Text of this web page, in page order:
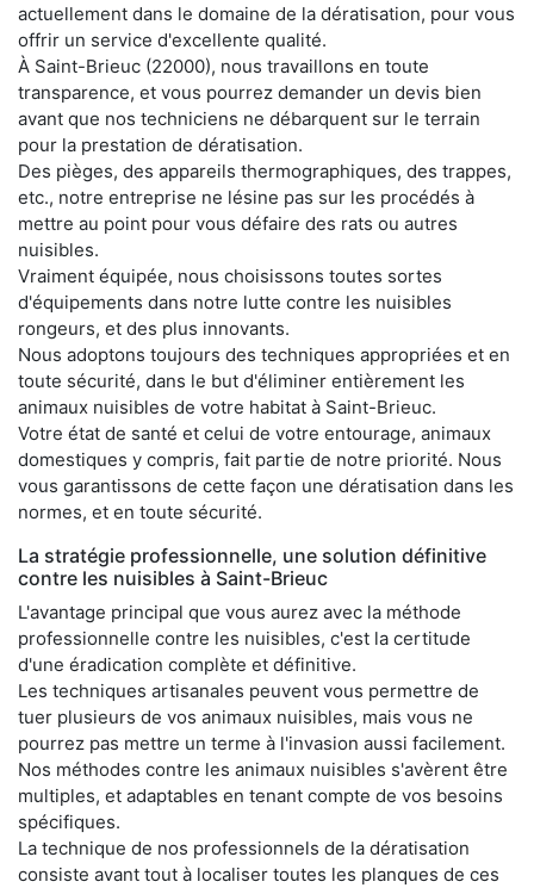
actuellement dans le domaine de la dératisation, pour vous
offrir un service d'excellente qualité.
À Saint-Brieuc (22000), nous travaillons en toute
transparence, et vous pourrez demander un devis bien
avant que nos techniciens ne débarquent sur le terrain
pour la prestation de dératisation.
Des pièges, des appareils thermographiques, des trappes,
etc., notre entreprise ne lésine pas sur les procédés à
mettre au point pour vous défaire des rats ou autres
nuisibles.
Vraiment équipée, nous choisissons toutes sortes
d'équipements dans notre lutte contre les nuisibles
rongeurs, et des plus innovants.
Nous adoptons toujours des techniques appropriées et en
toute sécurité, dans le but d'éliminer entièrement les
animaux nuisibles de votre habitat à Saint-Brieuc.
Votre état de santé et celui de votre entourage, animaux
domestiques y compris, fait partie de notre priorité. Nous
vous garantissons de cette façon une dératisation dans les
normes, et en toute sécurité.
La stratégie professionnelle, une solution définitive
contre les nuisibles à Saint-Brieuc
L'avantage principal que vous aurez avec la méthode
professionnelle contre les nuisibles, c'est la certitude
d'une éradication complète et définitive.
Les techniques artisanales peuvent vous permettre de
tuer plusieurs de vos animaux nuisibles, mais vous ne
pourrez pas mettre un terme à l'invasion aussi facilement.
Nos méthodes contre les animaux nuisibles s'avèrent être
multiples, et adaptables en tenant compte de vos besoins
spécifiques.
La technique de nos professionnels de la dératisation
consiste avant tout à localiser toutes les planques de ces